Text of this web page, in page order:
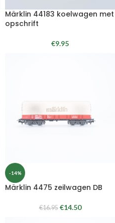
Märklin 44183 koelwagen met
opschrift
€9.95
-14%
Märklin 4475 zeilwagen DB
€16.95 €14.50